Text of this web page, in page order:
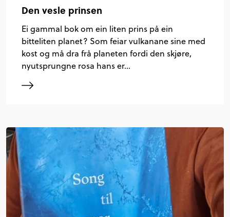
Den vesle prinsen
Ei gammal bok om ein liten prins på ein
bitteliten planet? Som feiar vulkanane sine med
kost og må dra frå planeten fordi den skjøre,
nyutsprungne rosa hans er…